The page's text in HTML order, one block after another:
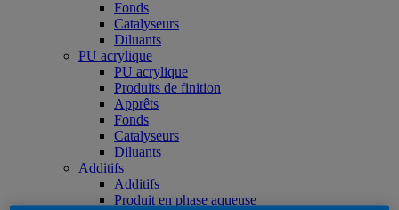
Fonds
Catalyseurs
Diluants
PU acrylique
PU acrylique
Produits de finition
Apprêts
Fonds
Catalyseurs
Diluants
Additifs
Additifs
Produit en phase aqueuse